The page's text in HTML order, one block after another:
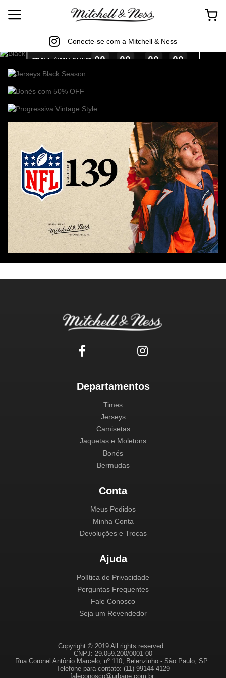
Conecte-se com a Mitchell & Ness
ETAPA 3 - ÚLTIMA CHANCE 00 00 00 00
Departamentos
Times
Jerseys
Camisetas
Jaquetas e Moletons
Bonés
Bermudas
Conta
Meus Pedidos
Minha Conta
Devoluções e Trocas
Ajuda
Política de Privacidade
Perguntas Frequentes
Fale Conosco
Seja um Revendedor
Copyright © 2019 All rights reserved.
CNPJ: 29.059.200/0001-00
Rua Coronel Antônio Marcelo, nº 110, Belenzinho - São Paulo, SP.
Telefone para contato: (11) 99144-4129
faleconosco@urbane.com.br